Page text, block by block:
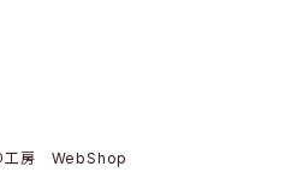
工房 WebShop